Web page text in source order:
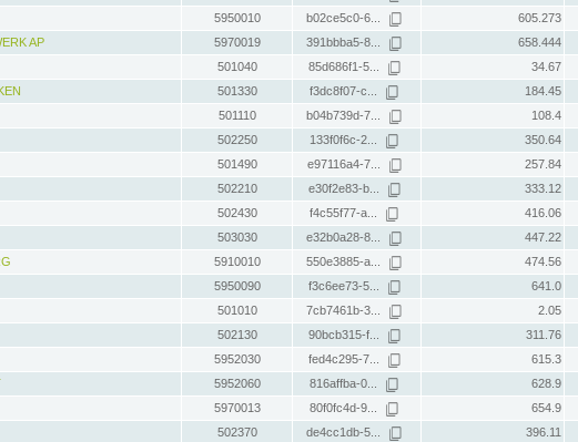
5950010 b02ce5c0-6... 605.273
AP
5970019 391bbba5-8... 658.444
501040 85d686f1-5... 34.67
501330 f3dc8f07-c... 184.45
501110 b04b739d-7... 108.4
502250 133f0f6c-2... 350.64
501490 e97116a4-7... 257.84
502210 e30f2e83-b... 333.12
502430 f4c55f77-a... 416.06
503030 e32b0a28-8... 447.22
5910010 550e3885-a... 474.56
5950090 f3c6ee73-5... 641.0
501010 7cb7461b-3... 2.05
502130 90bcb315-f... 311.76
5952030 fed4c295-7... 615.3
5952060 816affba-0... 628.9
5970013 80f0fc4d-9... 654.9
502370 de4cc1db-5... 396.11